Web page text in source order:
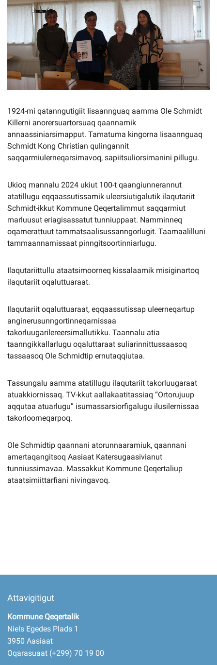
1924-mi qatanngutigiit Iisaannguaq aamma Ole Schmidt
Killerni anorersuartorsuaq qaannamik
annaassiniarsimapput. Tamatuma kingorna Iisaannguaq
Schmidt Kong Christian qulingannit
saqqarmiulerneqarsimavoq, sapiitsuliorsimanini pillugu.
Ukioq mannalu 2024 ukiut 100-t qaangiunnerannut
atatillugu eqqaassutissamik uleersiutigalutik ilaqutariit
Schmidt-ikkut Kommune Qeqertalimmut saqqarmiut
marluusut eriagisassatut tunniuppaat. Namminneq
oqarnerattuut tammatsaalisussanngorlugit. Taamaalilluni
tammaannarnissaat pinngitsoortinniarlugu.
Ilaqutariittullu ataatsimoorneq kissalaamik misiginartoq
ilaqutariit oqaluttuaraat.
Ilaqutariit oqaluttuaraat, eqqaassutissap uleerneqartup
anginerusunngortinneqarnissaa
takorluugarilereersimallutikku. Taannalu atia
taanngikkallarlugu oqaluttaraat suliarinnittussaasoq
tassaasoq Ole Schmidtip ernutaqqiutaa.
Tassungalu aamma atatillugu ilaqutariit takorluugaraat
atuakkiornissaq. TV-kkut aallakaatitassiaq “Ortorujuup
aqqutaa atuarlugu” isumassarsiorfigalugu ilusilernissaa
takorloorneqarpoq.
Ole Schmidtip qaannani atorunnaaramiuk, qaannani
amertaqangitsoq Aasiaat Katersugaasivianut
tunniussimavaa. Massakkut Kommune Qeqertaliup
ataatsimiittarfiani nivingavoq.
Attavigitigut
Kommune Qeqertalik
Niels Egedes Plads 1
3950 Aasiaat
Oqarasuaat (+299) 70 19 00